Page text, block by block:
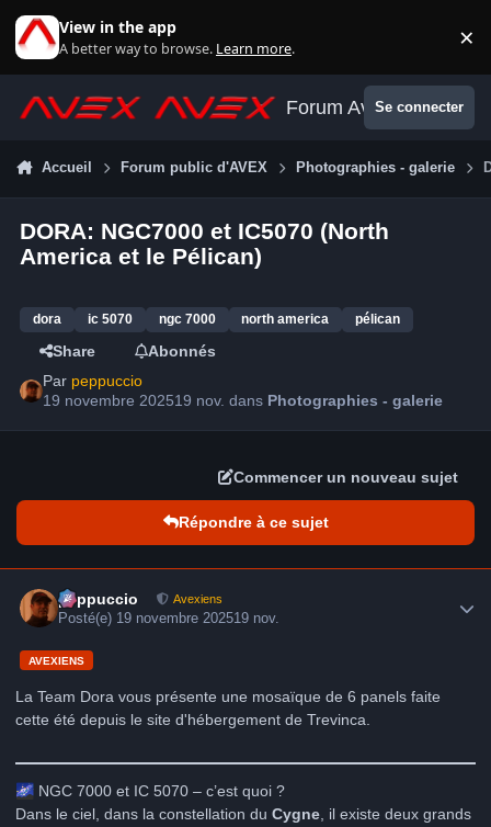
View in the app
A better way to browse. Learn more. ×
Forum AvexSe connecter
Accueil Forum public d'AVEX Photographies - galerie
DORA: NGC7000 et IC5070 (North
America et le Pélican)
dora ic 5070 ngc 7000 north america pélican
Share
Abonnés
Par peppuccio
19 novembre 202519 nov. dans Photographies - galerie
Commencer un nouveau sujet
Répondre à ce sujet
peppuccio Avexiens
Posté(e) 19 novembre 202519 nov.
AVEXIENS
La Team Dora vous présente une mosaïque de 6 panels faite
cette été depuis le site d'hébergement de Trevinca.
🌌 NGC 7000 et IC 5070 – c’est quoi ?
Dans le ciel, dans la constellation du Cygne, il existe deux grands